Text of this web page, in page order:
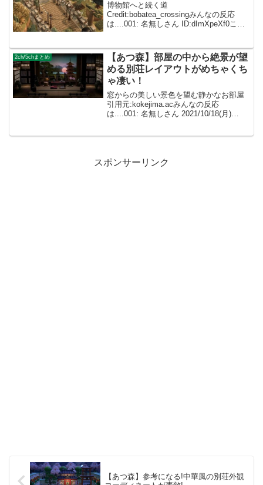
博物館へと続く道
Credit:bobatea_crossingみんなの反応
は....001: 名無しさん ID:dImXpeXf0この
こういう島づ...
2ch/5chまとめ
【あつ森】部屋の中から絶景が望
める別荘レイアウトがめちゃくち
ゃ凄い！
窓からの美しい景色を望む静かなお部屋
引用元:kokejima.acみんなの反応
は....001: 名無しさん 2021/10/18(月)
スポンサーリンク
【あつ森】参考になる!中華風の別荘外観